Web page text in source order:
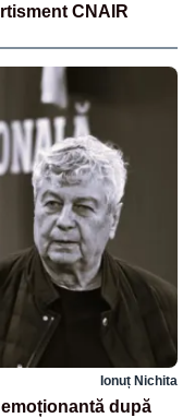
CNAIR
Ionuț Nichita
după